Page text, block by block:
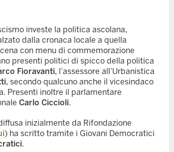
investe la politica ascolana,
dalla cronaca locale a quella
con menu di commemorazione
presenti politici di spicco della politica
Fioravanti, l’assessore all’Urbanistica
, secondo qualcuno anche il vicesindaco
Presenti inoltre il parlamentare
Carlo Ciccioli.
inizialmente da Rifondazione
) ha scritto tramite i Giovani Democratici
.